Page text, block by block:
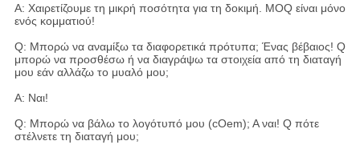
Α: Χαιρετίζουμε τη μικρή ποσότητα για τη δοκιμή. MOQ είναι μόνο
ενός κομματιού!
Q: Μπορώ να αναμίξω τα διαφορετικά πρότυπα; Ένας βέβαιος! Q
μπορώ να προσθέσω ή να διαγράψω τα στοιχεία από τη διαταγή
μου εάν αλλάζω το μυαλό μου;
Α: Ναι!
Q: Μπορώ να βάλω το λογότυπό μου (cOem); Α ναι! Q πότε
στέλνετε τη διαταγή μου;